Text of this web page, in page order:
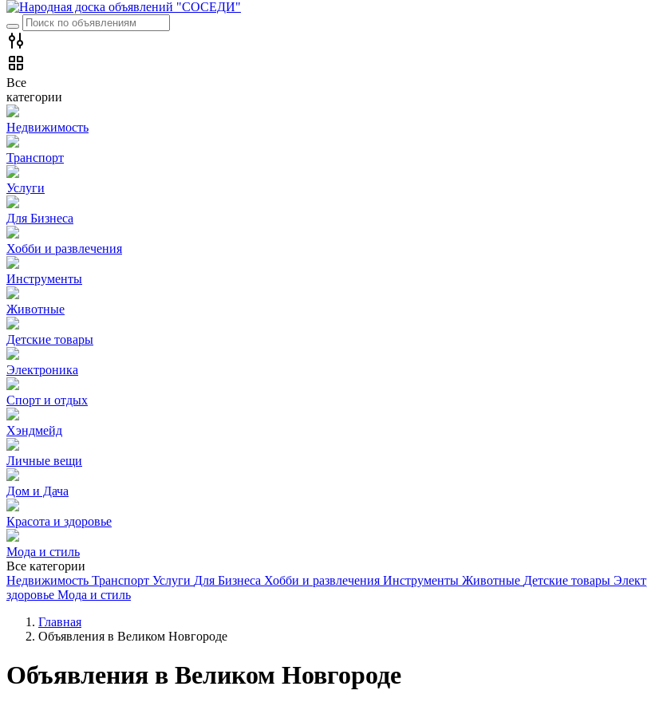
Все
категории
Недвижимость
Транспорт
Услуги
Для Бизнеса
Хобби и развлечения
Инструменты
Животные
Детские товары
Электроника
Спорт и отдых
Хэндмейд
Личные вещи
Дом и Дача
Красота и здоровье
Мода и стиль
Все категории
Недвижимость Транспорт Услуги Для Бизнеса Хобби и развлечения Инструменты Животные Детские товары
здоровье Мода и стиль
Главная
Объявления в Великом Новгороде
Объявления в Великом Новгороде